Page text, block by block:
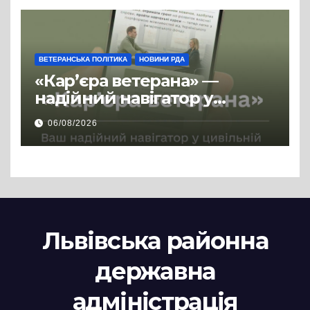
ВЕТЕРАНСЬКА ПОЛІТИКА НОВИНИ РДА
«Кар’єра ветерана» —
надійний навігатор у
цивільній професії
06/08/2026
Львівська районна
державна
адміністрація